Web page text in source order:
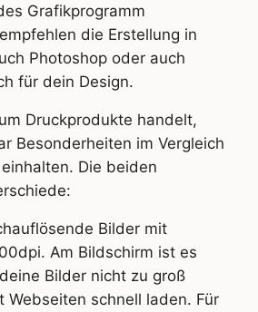
Grafikprogramm
die Erstellung in
Photoshop oder auch
für dein Design.
Druckprodukte handelt,
Besonderheiten im Vergleich
Die beiden
Bilder mit
Am Bildschirm ist es
Bilder nicht zu groß
Webseiten schnell laden. Für